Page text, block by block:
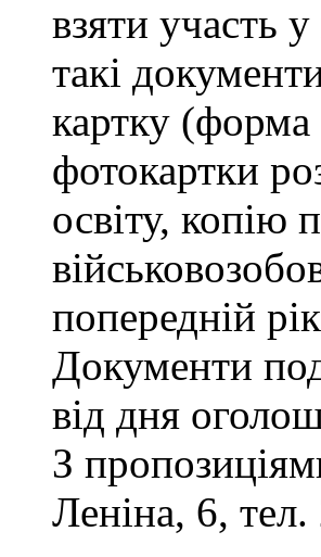
взяти участь
такі
картку
фотокартки
освіту, копію
попередній
Документи
від дня
З
Леніна, 6,